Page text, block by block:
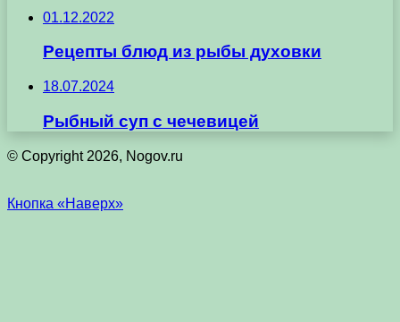
01.12.2022
Рецепты блюд из рыбы духовки
18.07.2024
Рыбный суп с чечевицей
© Copyright 2026, Nogov.ru
Кнопка «Наверх»